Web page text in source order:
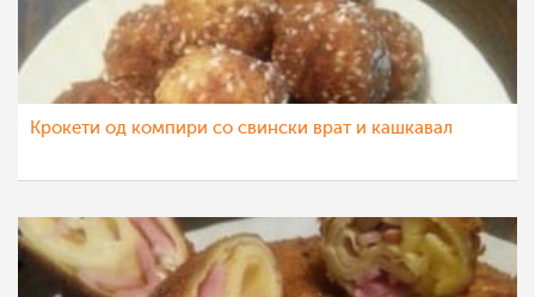
Крокети од компири со свински врат и кашкавал